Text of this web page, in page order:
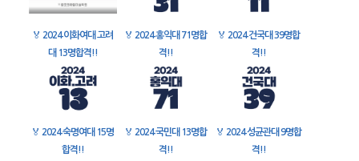
🏅 2024 이화여대 고려
대 13명합격!!
🏅 2024 홍익대 71명합
격!!
🏅 2024 건국대 39명합
격!!
🏅 2024 숙명여대 15명
합격!!
🏅 2024 국민대 13명합
격!!
🏅 2024 성균관대 9명합
격!!